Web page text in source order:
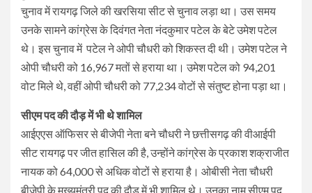
चुनाव में रायगढ़ जिले की खरसिया सीट से चुनाव लड़ा था। उस समय
उनके सामने कांग्रेस के दिवंगत नेता नंदकुमार पटेल के बेटे उमेश पटेल
थे। इस चुनाव में पटेल ने ओपी चौधरी को शिकस्त दी थी। उमेश पटेल ने
ओपी चौधरी को 16,967 मतों से हराया था। उमेश पटेल को 94,201
वोट मिले थे, वहीं ओपी चौधरी को 77,234 वोटों से संतुष्ट होना पड़ा था।
सीएम पद की दौड़ में भी थे शामिल
आईएएस ऑफिसर से बीजेपी नेता बने चौधरी ने छत्तीसगढ़ की वीआईपी
सीट रायगढ़ पर जीत हासिल की है, उन्होंने कांग्रेस के प्रकाश शक्राजीत
नायक को 64,000 से अधिक वोटों से हराया है। ओबीसी नेता चौधरी
बीजेपी के मुख्यमंत्री पद की दौड़ में भी शामिल थे। उनका नाम सीएम पद